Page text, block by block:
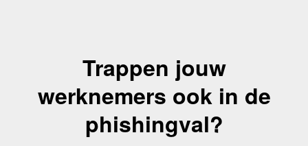
Trappen jouw
werknemers ook in de
phishingval?